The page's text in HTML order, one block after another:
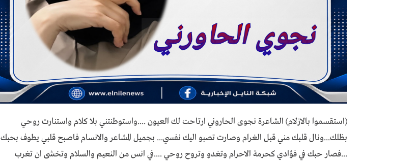
(استقسموا بالازلام) الشاعرة نجوى الحاروني ارتاحت لك العيون ....واستوطنتني بلا كلام واستنارت روحي
بظلك...ونال قلبك مني قبل الغرام وصارت تصبو اليك نفسي... بجميل المشاعر والانسام فاصبح قلبي يطوف بحبك
...فصار حبك في فؤادي كحرمة الاحرام وتغدو وتروح روحي ....في انس من النعيم والسلام وتخشى ان تغرب